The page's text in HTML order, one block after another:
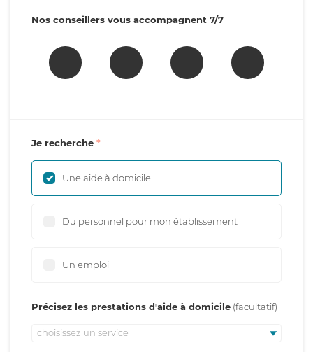
Nos conseillers vous accompagnent 7/7
Je recherche
Une aide à domicile
Du personnel pour mon établissement
Un emploi
Précisez les prestations d'aide à domicile
choisissez un service